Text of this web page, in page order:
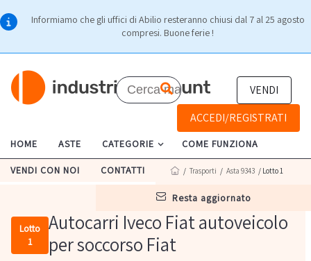
Informiamo che gli uffici di Abilio resteranno chiusi dal 7 al 25 agosto
compresi. Buone ferie !
VENDI
ACCEDI/REGISTRATI
HOME ASTE CATEGORIE COME FUNZIONA
VENDI CON NOI CONTATTI
resta aggiornato
/ Trasporti / Asta 9343 / Lotto 1
Lotto
1
Autocarri Iveco Fiat autoveicolo
per soccorso Fiat